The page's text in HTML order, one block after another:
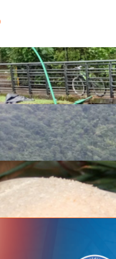
el problema:
terminado si no
permitido por el